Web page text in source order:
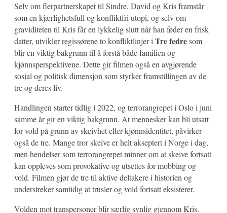
Selv om flerpartnerskapet til Sindre, David og Kris framstår
som en kjærlighetsfull og konfliktfri utopi, og selv om
graviditeten til Kris får en lykkelig slutt når han føder en frisk
datter, utvikler regissørene to konfliktlinjer iTre fedresom
blir en viktig bakgrunn til å forstå både familien og
kjønnsperspektivene. Dette gir filmen også en avgjørende
sosial og politisk dimensjon som styrker framstillingen av de
tre og deres liv.
Handlingen starter tidlig i 2022, og terrorangrepet i Oslo i juni
samme år gir en viktig bakgrunn. At mennesker kan bli utsatt
for vold på grunn av skeivhet eller kjønnsidentitet, påvirker
også de tre. Mange tror skeive er helt akseptert i Norge i dag,
men hendelser som terrorangrepet minner om at skeive fortsatt
kan oppleves som provokative og utsettes for mobbing og
vold. Filmen gjør de tre til aktive deltakere i historien og
understreker samtidig at trusler og vold fortsatt eksisterer.
Volden mot transpersoner blir særlig synlig gjennom Kris.